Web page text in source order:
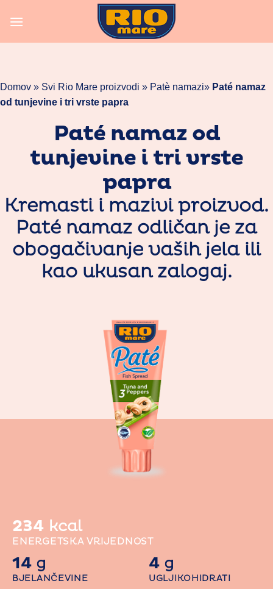
Domov » Svi Rio Mare proizvodi » Patè namazi» Paté namaz
od tunjevine i tri vrste papra
Paté namaz od
tunjevine i tri vrste
papra
Kremasti i mazivi proizvod.
Paté namaz odličan je za
obogačivanje vaših jela ili
kao ukusan zalogaj.
234 kcal
ENERGETSKA VRIJEDNOST
14 g
BJELANČEVINE
4 g
UGLJIKOHIDRATI